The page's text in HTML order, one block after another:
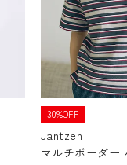
30%OFF
Jantzen
マルチボーダー